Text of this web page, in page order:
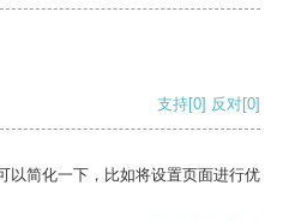
支持[0] 反对[0]
以简化一下，比如将设置页面进行优